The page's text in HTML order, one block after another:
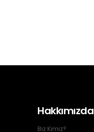
Hakkımızda
Biz Kimiz?